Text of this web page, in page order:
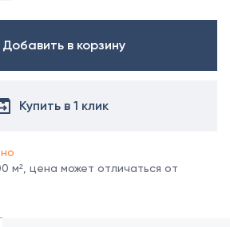
Добавить в корзину
Купить в 1 клик
м², цена может отличаться от